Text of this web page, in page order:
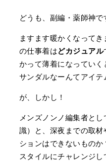
どうも、副編・薬師神で
ますます暖かくなって
の仕事着はどカジュアル
かって薄着になっていく
サンダルなーんてアイテ
が、しかし！
メンズノンノ編集者と
識）と、深夜までの取材
ションはできないもの
スタイルにチャレンジし